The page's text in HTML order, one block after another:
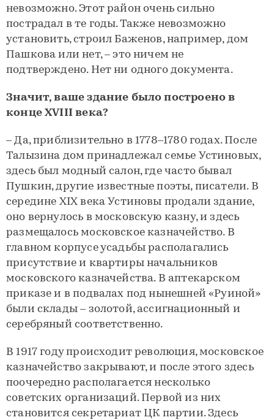
невозможно. Этот район очень сильно
пострадал в те годы. Также невозможно
установить, строил Баженов, например, дом
Пашкова или нет, – это ничем не
подтверждено. Нет ни одного документа.
Значит, ваше здание было построено в
конце XVIII века?
– Да, приблизительно в 1778–1780 годах. После
Талызина дом принадлежал семье Устиновых,
здесь был модный салон, где часто бывал
Пушкин, другие известные поэты, писатели. В
середине XIX века Устиновы продали здание,
оно вернулось в московскую казну, и здесь
размещалось московское казначейство. В
главном корпусе усадьбы располагались
присутствие и квартиры начальников
московского казначейства. В аптекарском
приказе и в подвалах под нынешней «Руиной»
были склады – золотой, ассигнационный и
серебряный соответственно.
В 1917 году происходит революция, московское
казначейство закрывают, и после этого здесь
поочередно располагается несколько
советских организаций. Первой из них
становится секретариат ЦК партии. Здесь